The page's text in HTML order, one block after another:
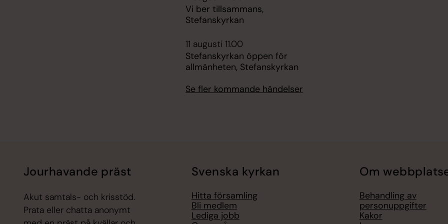
Vi ber tillsammans,
Stefanskyrkan
11 augusti 11.00
Stefanskyrkan öppen för
allmänheten, Stefanskyrkan
Se fler kommande händelser
Jourhavande präst
Akut samtals- och krisstöd.
Prata eller chatta anonymt
Svenska kyrkan
Hitta församling
Bli medlem
Lediga jobb
Om
Behandling av
personuppgifter
Kakor